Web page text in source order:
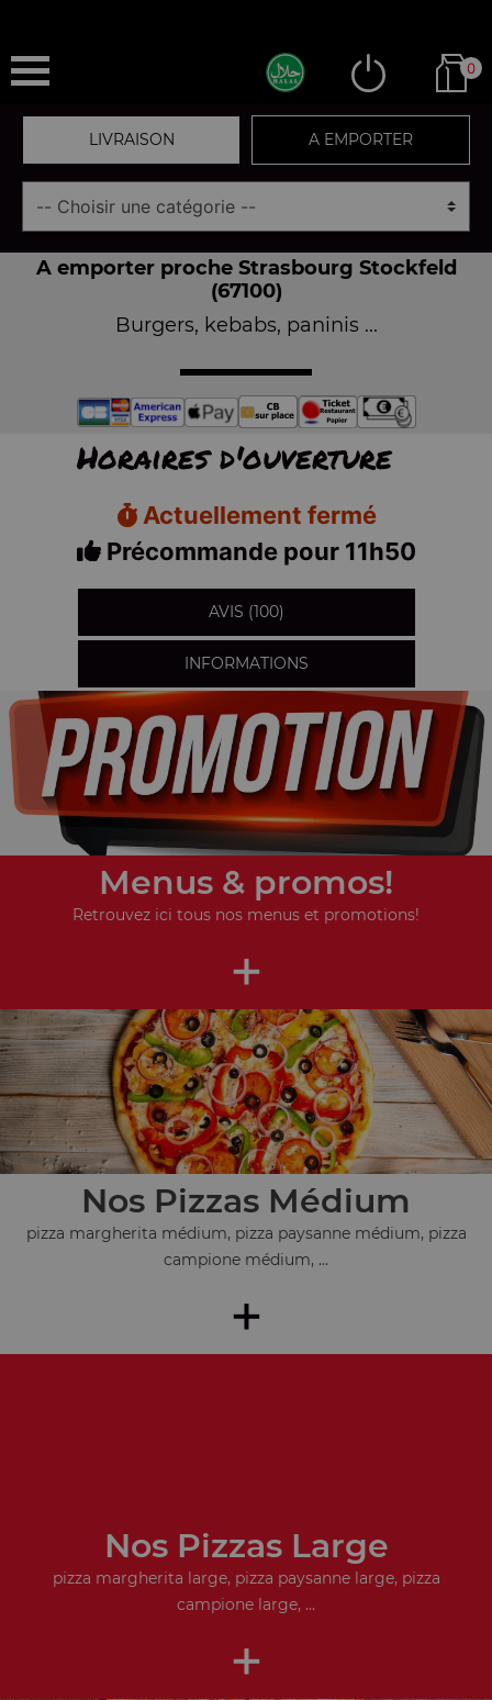
0
LIVRAISON A EMPORTER
A emporter proche Strasbourg Stockfeld
(67100)
Burgers, kebabs, paninis ...
Horaires d'ouverture
Actuellement fermé
Précommande pour 11h50
AVIS (100)
INFORMATIONS
Menus & promos!
Retrouvez ici tous nos menus et promotions!
+
Nos Pizzas Médium
pizza margherita médium, pizza paysanne médium, pizza
campione médium, ...
+
Nos Pizzas Large
pizza margherita large, pizza paysanne large, pizza
campione large, ...
+